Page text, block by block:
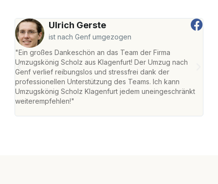
Ulrich Gerste
ist nach Genf umgezogen
"Ein großes Dankeschön an das Team der Firma
Umzugskönig Scholz aus Klagenfurt! Der Umzug nach
Genf verlief reibungslos und stressfrei dank der
professionellen Unterstützung des Teams. Ich kann
Umzugskönig Scholz Klagenfurt jedem uneingeschränkt
weiterempfehlen!"